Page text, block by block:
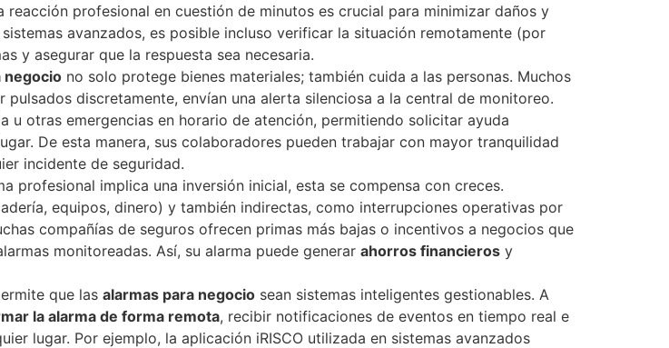
profesional en cuestión de minutos es crucial para minimizar daños y
avanzados, es posible incluso verificar la situación remotamente (por
y asegurar que la respuesta sea necesaria.
negocio no solo protege bienes materiales; también cuida a las personas. Muchos
pulsados discretamente, envían una alerta silenciosa a la central de monitoreo.
u otras emergencias en horario de atención, permitiendo solicitar ayuda
De esta manera, sus colaboradores pueden trabajar con mayor tranquilidad
incidente de seguridad.
profesional implica una inversión inicial, esta se compensa con creces.
equipos, dinero) y también indirectas, como interrupciones operativas por
compañías de seguros ofrecen primas más bajas o incentivos a negocios que
monitoreadas. Así, su alarma puede generar ahorros financieros y
que las alarmas para negocio sean sistemas inteligentes gestionables. A
la alarma de forma remota, recibir notificaciones de eventos en tiempo real e
lugar. Por ejemplo, la aplicación iRISCO utilizada en sistemas avanzados